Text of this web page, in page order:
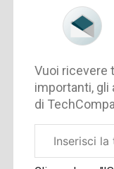
Vuoi ricevere
importanti,
di
aziendale